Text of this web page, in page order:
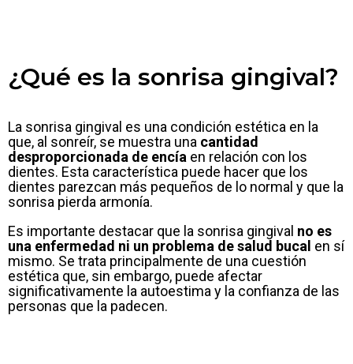
¿Qué es la sonrisa gingival?
La sonrisa gingival es una condición estética en la
que, al sonreír, se muestra una cantidad
desproporcionada de encía en relación con los
dientes. Esta característica puede hacer que los
dientes parezcan más pequeños de lo normal y que la
sonrisa pierda armonía.
Es importante destacar que la sonrisa gingival no es
una enfermedad ni un problema de salud bucal en sí
mismo. Se trata principalmente de una cuestión
estética que, sin embargo, puede afectar
significativamente la autoestima y la confianza de las
personas que la padecen.